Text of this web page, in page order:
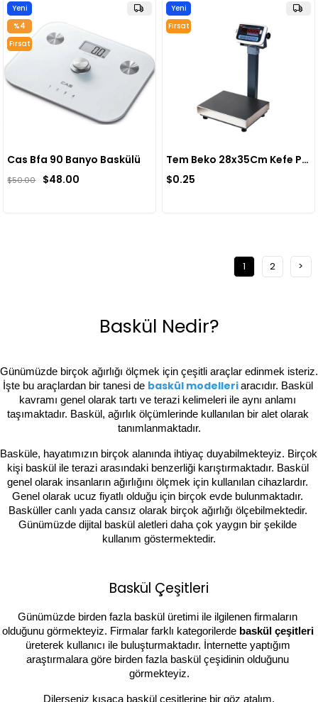
Cas Bfa 90 Banyo Baskülü
$48.00
$50.00
Yeni
Ürün
%4
Fırsat
Ürünü
Tem Beko 28x35Cm Kefe Paslanmaz Baskül
$0.25
Yeni
Ürün
Fırsat
1 2 >
Baskül Nedir?
Günümüzde birçok ağırlığı ölçmek için çeşitli araçlar edinmek isteriz.
İşte bu araçlardan bir tanesi de baskül modelleri aracıdır. Baskül
kavramı genel olarak tartı ve terazi kelimeleri ile aynı anlamı
taşımaktadır. Baskül, ağırlık ölçümlerinde kullanılan bir alet olarak
tanımlanmaktadır.
Basküle, hayatımızın birçok alanında ihtiyaç duyabilmekteyiz. Birçok
kişi baskül ile terazi arasındaki benzerliği karıştırmaktadır. Baskül
genel olarak insanların ağırlığını ölçmek için kullanılan cihazlardır.
Genel olarak ucuz fiyatlı olduğu için birçok evde bulunmaktadır.
Basküller canlı yada cansız olarak birçok ağırlığı ölçebilmektedir.
Günümüzde dijital baskül aletleri daha çok yaygın bir şekilde
kullanım göstermektedir.
Baskül Çeşitleri
Günümüzde birden fazla baskül üretimi ile ilgilenen firmaların
olduğunu görmekteyiz. Firmalar farklı kategorilerde
baskül çeşitleri
üreterek kullanıcı ile buluşturmaktadır. İnternette yaptığım
araştırmalara göre birden fazla baskül çeşidinin olduğunu
görmekteyiz.
Dilerseniz kısaca baskül çeşitlerine bir göz atalım.